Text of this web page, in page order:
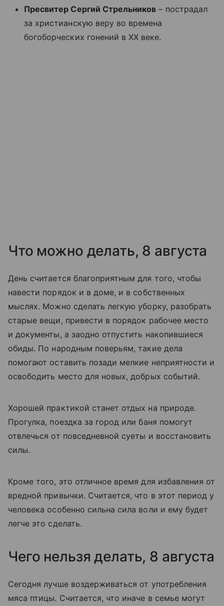
Пресвитер Сергий Стрельников – пострадал
за христианскую веру во времена
богоборческих гонений в XX веке.
Что можно делать, 8 августа
День считается благоприятным для того, чтобы
навести порядок и в доме, и в собственных
мыслях. Можно сделать легкую уборку, разобрать
старые вещи, привести в порядок рабочее место
и документы, а заодно отпустить накопившиеся
обиды. По народным поверьям, такие дела
помогают оставить позади мелкие неприятности и
освободить место для новых, добрых событий.
Хорошей практикой станет отдых на природе.
Прогулка, поездка за город или баня помогут
отвлечься от повседневной суеты и восстановить
силы.
Кроме того, это отличное время для избавления от
вредной привычки. Считается, что в этот период у
человека особенно сильна сила воли и ему будет
легче это сделать.
Чего нельзя делать, 8 августа
Сегодня лучше воздерживаться от употребления
мяса птицы. Считается, что иначе в семье могут